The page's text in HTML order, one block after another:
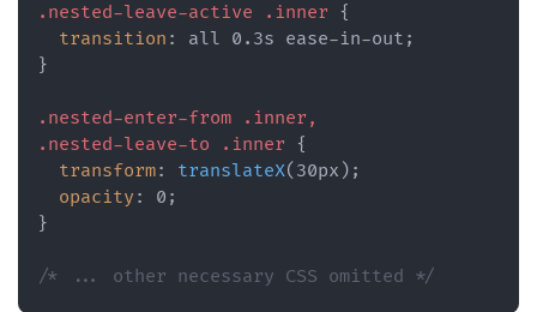
.nested-leave-active .inner {
transition : all 0.3s ease-in-out ;
}
.nested-enter-from .inner,
.nested-leave-to .inner {
transform: translateX( 30px ) ;
opacity : 0 ;
}
/* ... other necessary CSS omitted */